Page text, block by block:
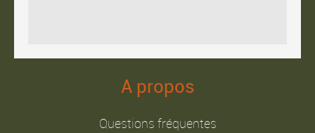
A propos
Questions fréquentes